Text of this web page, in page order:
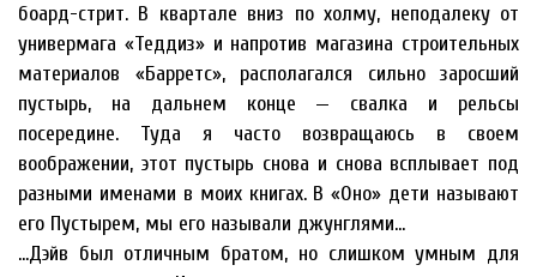
боард-стрит. В квартале вниз по холму, неподалеку от
универмага «Теддиз» и напротив магазина строительных
материалов «Барретс», располагался сильно заросший
пустырь, на дальнем конце — свалка и рельсы
посередине. Туда я часто возвращаюсь в своем
воображении, этот пустырь снова и снова всплывает под
разными именами в моих книгах. В «Оно» дети называют
его Пустырем, мы его называли джунглями…
…Дэйв был отличным братом, но слишком умным для